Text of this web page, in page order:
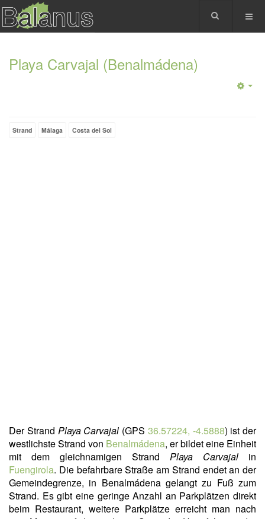
Playa Carvajal (Benalmádena)
Strand Málaga Costa del Sol
Der Strand Playa Carvajal (GPS 36.57224, -4.5888) ist der
westlichste Strand von Benalmádena, er bildet eine Einheit
mit dem gleichnamigen Strand Playa Carvajal in
Fuengirola. Die befahrbare Straße am Strand endet an der
Gemeindegrenze, in Benalmádena gelangt zu Fuß zum
Strand. Es gibt eine geringe Anzahl an Parkplätzen direkt
beim Restaurant, weitere Parkplätze erreicht man nach